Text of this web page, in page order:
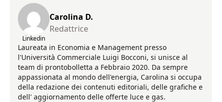
Linkedin
Carolina D.
Redattrice
Laureata in Economia e Management presso
l'Università Commerciale Luigi Bocconi, si unisce al
team di prontobolletta a Febbraio 2020. Da sempre
appassionata al mondo dell'energia, Carolina si occupa
della redazione dei contenuti editoriali, delle grafiche e
dell' aggiornamento delle offerte luce e gas.